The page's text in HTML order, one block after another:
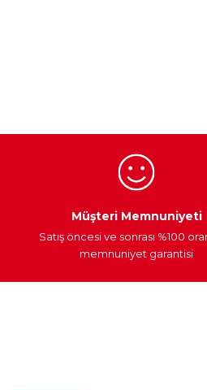
Egzoz
Müşteri Memnuniyeti
Satış öncesi ve sonrası %100
memnuniyet garantisi